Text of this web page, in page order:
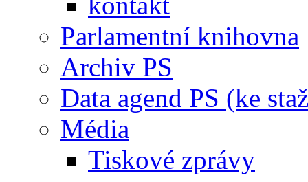
Parlamentní knihovna
Archiv PS
Data agend PS (ke
Média
Tiskové zprávy